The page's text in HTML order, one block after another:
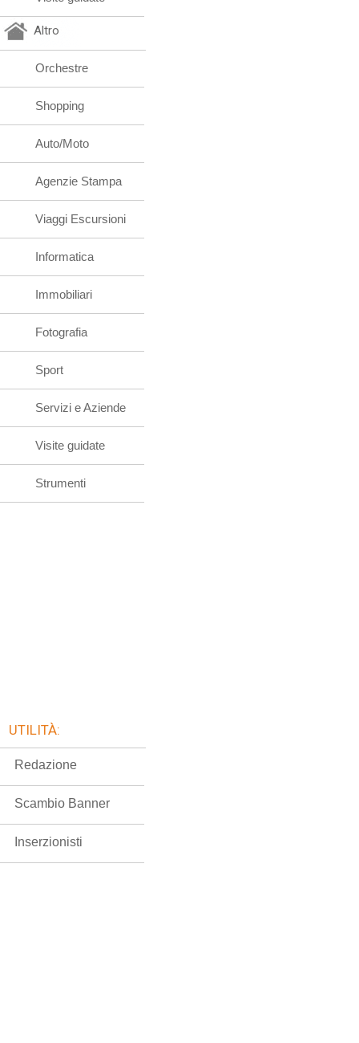
Altro
Orchestre
Shopping
Auto/Moto
Agenzie Stampa
Viaggi Escursioni
Informatica
Immobiliari
Fotografia
Sport
Servizi e Aziende
Visite guidate
Strumenti
UTILITÀ:
Redazione
Scambio Banner
Inserzionisti